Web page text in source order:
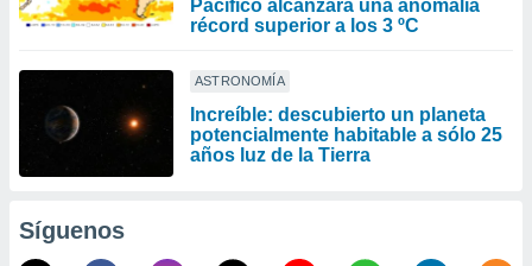
Pacífico alcanzará una anomalía
récord superior a los 3 ºC
ASTRONOMÍA
Increíble: descubierto un planeta
potencialmente habitable a sólo 25
años luz de la Tierra
Síguenos